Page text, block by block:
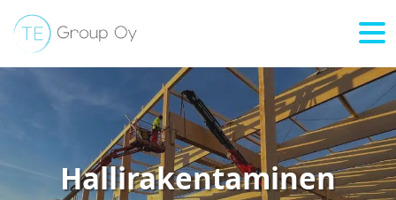
Hyppää sisältöön
Hallirakentaminen